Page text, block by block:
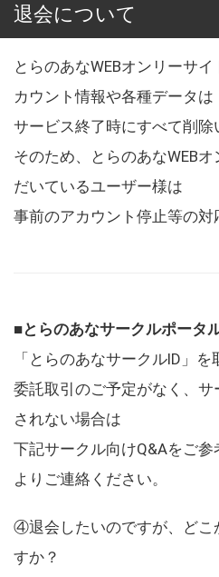
退会について
とらのあなWEBオンリーサ
カウント情報や各種データは
サービス終了時にすべて削除
そのため、とらのあなWEB
だいているユーザー様は
事前のアカウント停止等の対
■とらのあなサークルポータ
「とらのあなサークルID」
委託取引のご予定がなく、
されない場合は
下記サークル向けQ&Aをご
よりご連絡ください。
④退会したいのですが、どこ
すか？